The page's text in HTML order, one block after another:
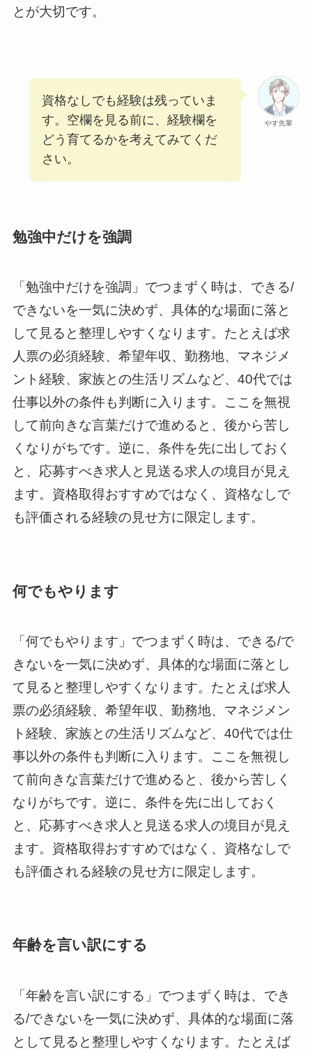
とが大切です。
やす先輩
資格なしでも経験は残っていま
す。空欄を見る前に、経験欄を
どう育てるかを考えてみてくだ
さい。
勉強中だけを強調
「勉強中だけを強調」でつまずく時は、できる/
できないを一気に決めず、具体的な場面に落と
して見ると整理しやすくなります。たとえば求
人票の必須経験、希望年収、勤務地、マネジメ
ント経験、家族との生活リズムなど、40代では
仕事以外の条件も判断に入ります。ここを無視
して前向きな言葉だけで進めると、後から苦し
くなりがちです。逆に、条件を先に出しておく
と、応募すべき求人と見送る求人の境目が見え
ます。資格取得おすすめではなく、資格なしで
も評価される経験の見せ方に限定します。
何でもやります
「何でもやります」でつまずく時は、できる/で
きないを一気に決めず、具体的な場面に落とし
て見ると整理しやすくなります。たとえば求人
票の必須経験、希望年収、勤務地、マネジメン
ト経験、家族との生活リズムなど、40代では仕
事以外の条件も判断に入ります。ここを無視し
て前向きな言葉だけで進めると、後から苦しく
なりがちです。逆に、条件を先に出しておく
と、応募すべき求人と見送る求人の境目が見え
ます。資格取得おすすめではなく、資格なしで
も評価される経験の見せ方に限定します。
年齢を言い訳にする
「年齢を言い訳にする」でつまずく時は、でき
る/できないを一気に決めず、具体的な場面に落
として見ると整理しやすくなります。たとえば